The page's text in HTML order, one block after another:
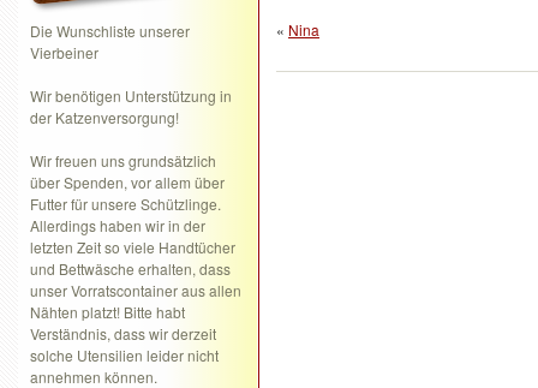
Die Wunschliste unserer
Vierbeiner
Wir benötigen Unterstützung in
der Katzenversorgung!
Wir freuen uns grundsätzlich
über Spenden, vor allem über
Futter für unsere Schützlinge.
Allerdings haben wir in der
letzten Zeit so viele Handtücher
und Bettwäsche erhalten, dass
unser Vorratscontainer aus allen
Nähten platzt! Bitte habt
Verständnis, dass wir derzeit
solche Utensilien leider nicht
annehmen können.
« Nina